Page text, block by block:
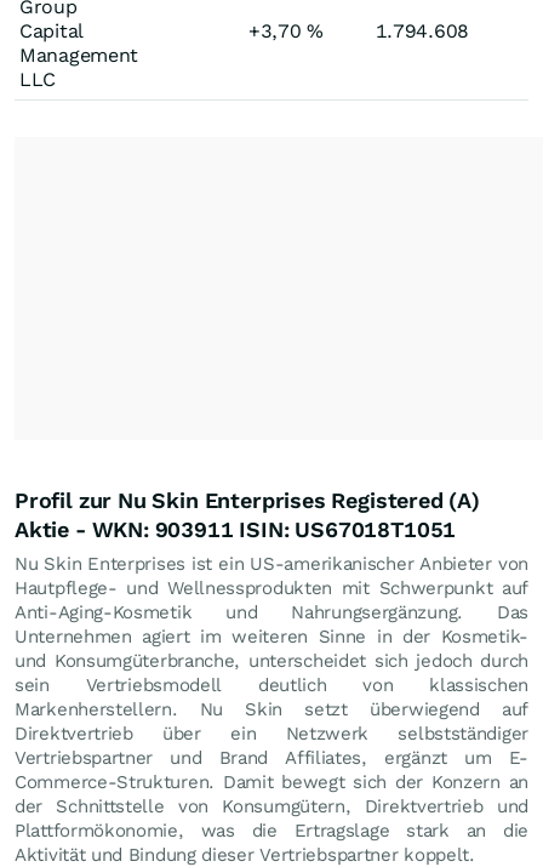
Group
Capital
Management
LLC
+3,70% 1.794.608
Profil zur Nu Skin Enterprises Registered (A)
Aktie - WKN: 903911 ISIN: US67018T1051
Nu Skin Enterprises ist ein US-amerikanischer Anbieter von
Hautpflege- und Wellnessprodukten mit Schwerpunkt auf
Anti-Aging-Kosmetik und Nahrungsergänzung. Das
Unternehmen agiert im weiteren Sinne in der Kosmetik-
und Konsumgüterbranche, unterscheidet sich jedoch durch
sein Vertriebsmodell deutlich von klassischen
Markenherstellern. Nu Skin setzt überwiegend auf
Direktvertrieb über ein Netzwerk selbstständiger
Vertriebspartner und Brand Affiliates, ergänzt um E-
Commerce-Strukturen. Damit bewegt sich der Konzern an
der Schnittstelle von Konsumgütern, Direktvertrieb und
Plattformökonomie, was die Ertragslage stark an die
Aktivität und Bindung dieser Vertriebspartner koppelt.